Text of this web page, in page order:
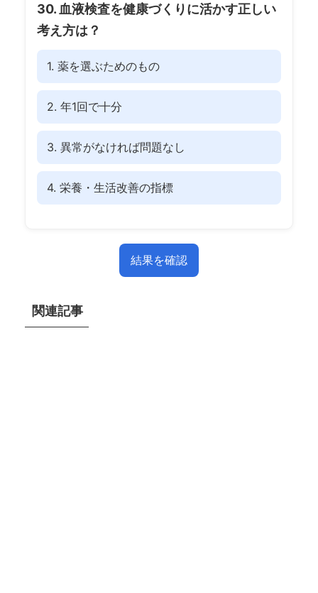
30. 血液検査を健康づくりに活かす正しい
考え方は？
1. 薬を選ぶためのもの
2. 年1回で十分
3. 異常がなければ問題なし
4. 栄養・生活改善の指標
結果を確認
関連記事